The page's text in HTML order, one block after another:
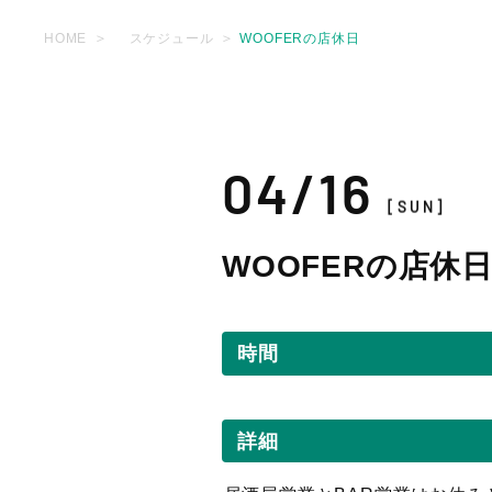
HOME スケジュール WOOFERの店休日
04/16 [SUN]
WOOFERの店休日
時間
詳細